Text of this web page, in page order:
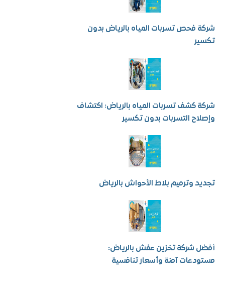
فحص تسربات المياه بالرياض بدون
كشف تسربات المياه بالرياض: اكتشاف
التسربات بدون تكسير
وترميم بلاط الأحواش بالرياض
شركة تخزين عفش بالرياض:
آمنة وأسعار تنافسية